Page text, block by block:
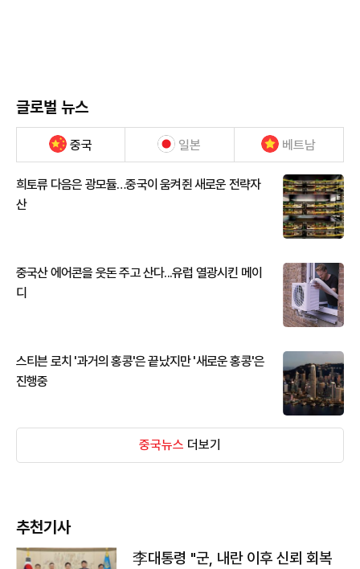
글로벌 뉴스
중국 일본 베트남
희토류 다음은 광모듈…중국이 움켜쥔 새로운 전략자
산
중국산 에어콘을 웃돈 주고 산다...유럽 열광시킨 메이
디
스티븐 로치 '과거의 홍콩'은 끝났지만 '새로운 홍콩'은
진행중
중국뉴스 더보기
추천기사
李대통령 "군, 내란 이후 신뢰 회복